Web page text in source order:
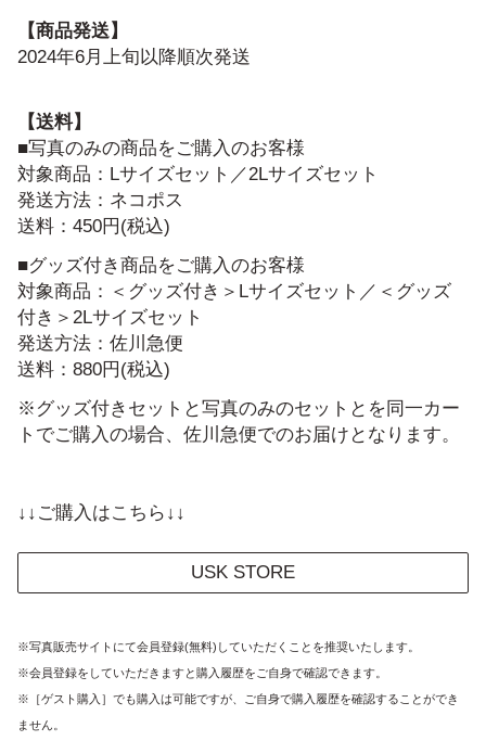
【商品発送】
2024年6月上旬以降順次発送
【送料】
■写真のみの商品をご購入のお客様
対象商品：Lサイズセット／2Lサイズセット
発送方法：ネコポス
送料：450円(税込)
■グッズ付き商品をご購入のお客様
対象商品：＜グッズ付き＞Lサイズセット／＜グッズ
付き＞2Lサイズセット
発送方法：佐川急便
送料：880円(税込)
※グッズ付きセットと写真のみのセットとを同一カー
トでご購入の場合、佐川急便でのお届けとなります。
↓↓ご購入はこちら↓↓
USK STORE
※写真販売サイトにて会員登録(無料)していただくことを推奨いたします。
※会員登録をしていただきますと購入履歴をご自身で確認できます。
※［ゲスト購入］でも購入は可能ですが、ご自身で購入履歴を確認することができ
ません。